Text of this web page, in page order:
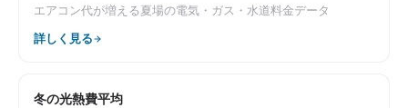
エアコン代が増える夏場の電気・ガス・水道料金データ
詳しく見る
冬の光熱費平均